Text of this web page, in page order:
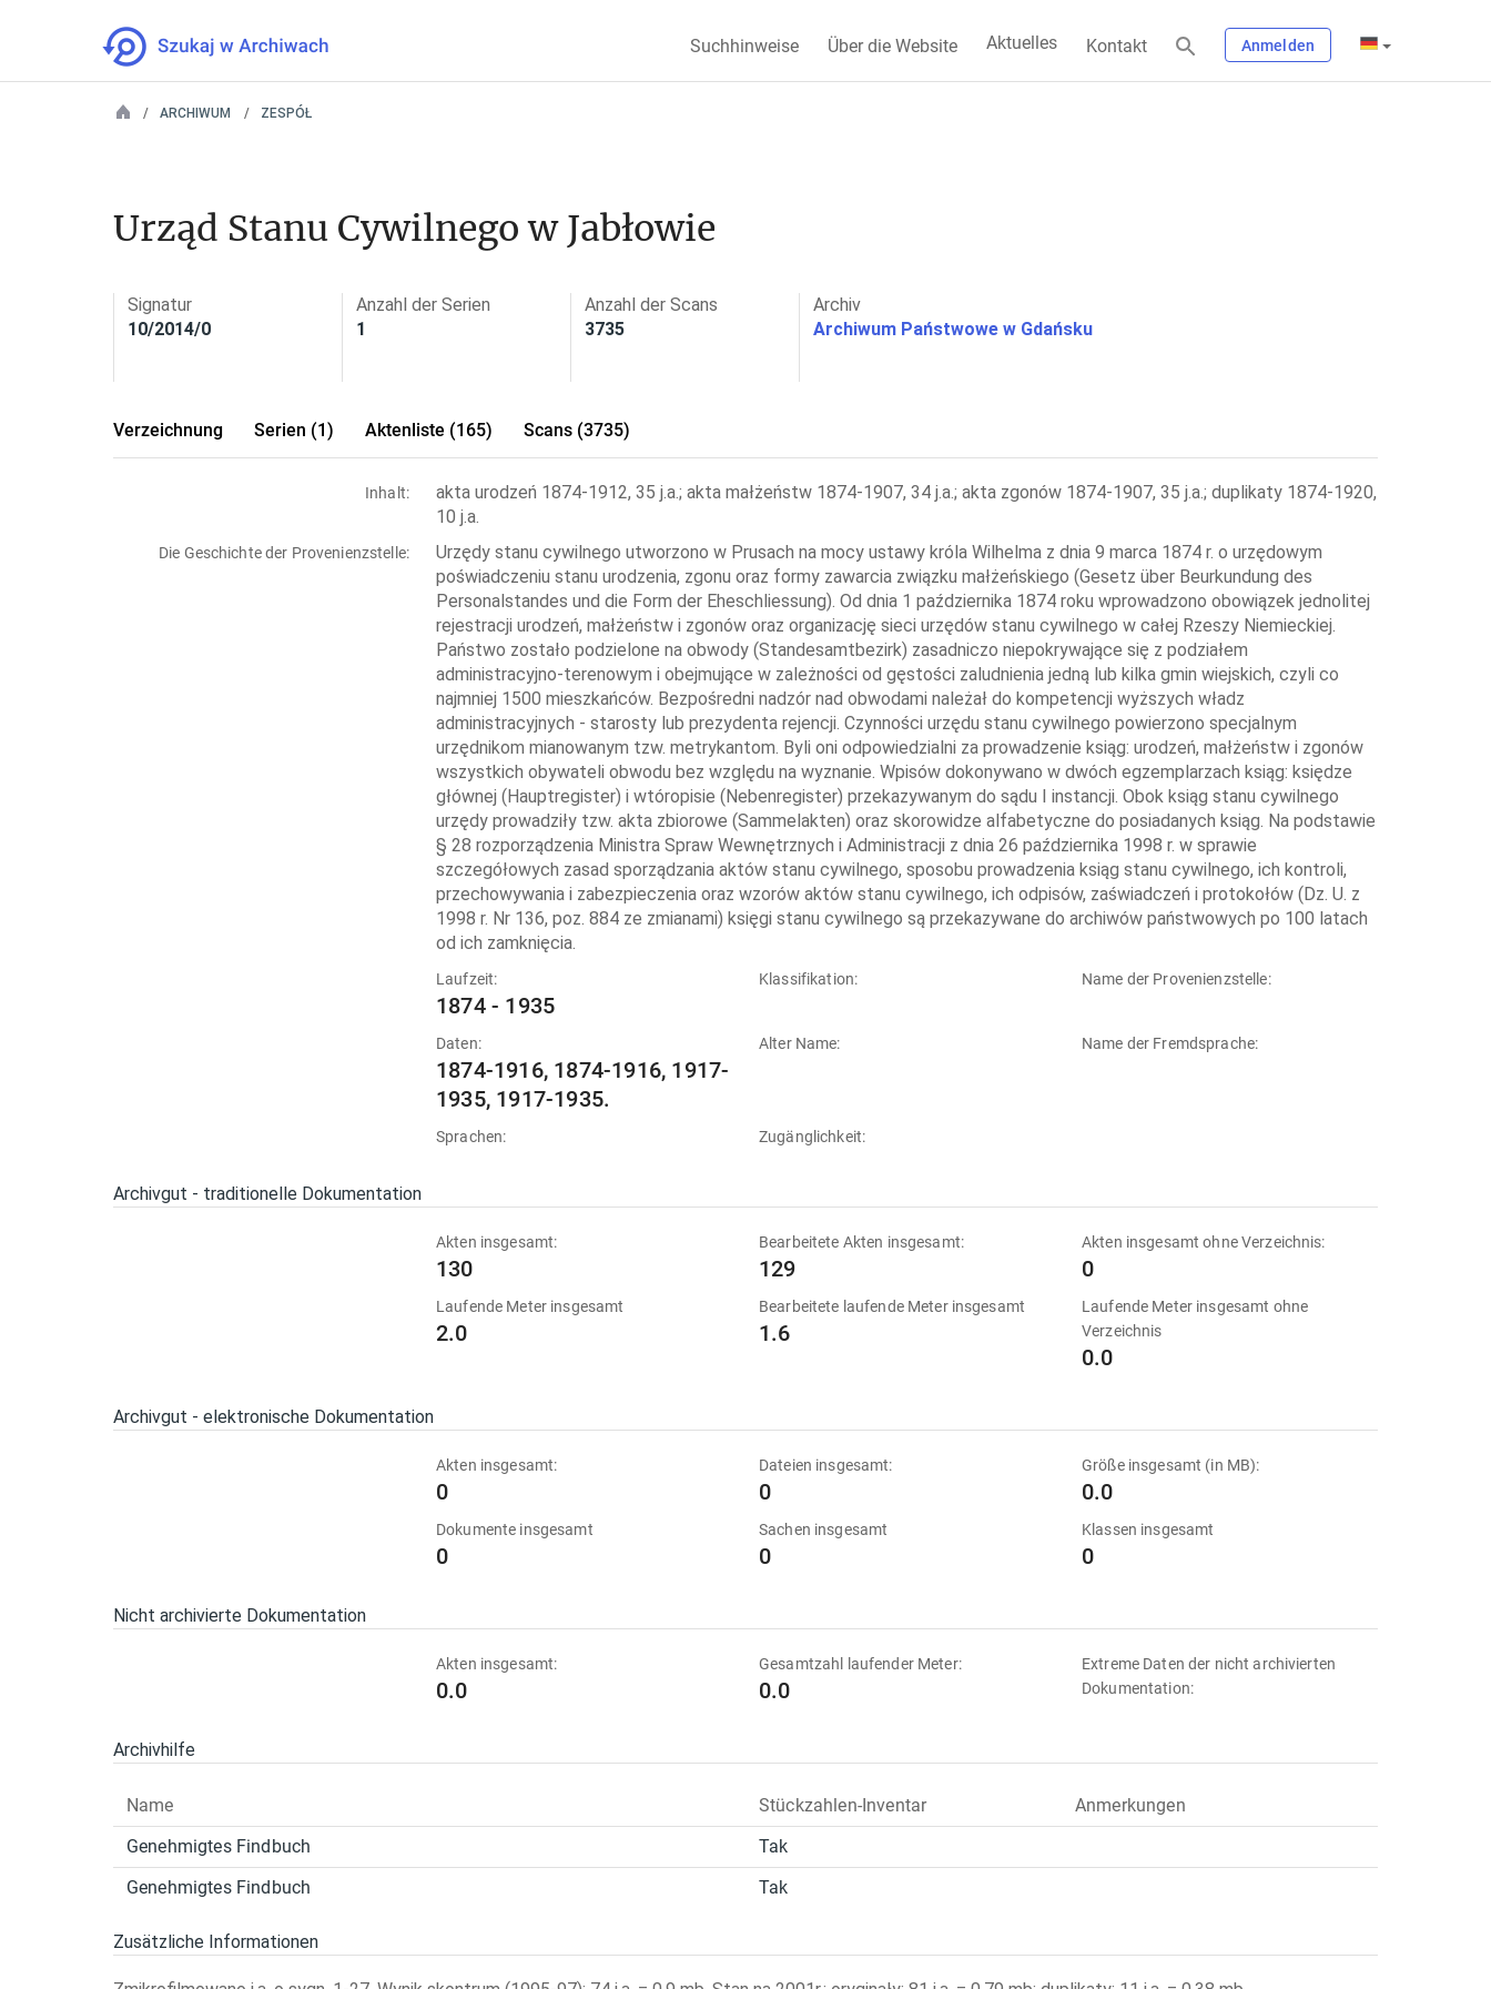
Suchhinweise Über die Website Aktuelles Kontakt Anmelden
ARCHIWUM ZESPÓŁ
Urząd Stanu Cywilnego w Jabłowie
Signatur
10/2014/0
Anzahl der Serien
1
Anzahl der Scans
3735
Archiv
Archiwum Państwowe w Gdańsku
Verzeichnung Serien (1) Aktenliste (165) Scans (3735)
Inhalt:
akta urodzeń 1874-1912, 35 j.a.; akta małżeństw 1874-1907, 34 j.a.; akta zgonów 1874-1907, 35 j.a.; duplikaty 1874-1920,
10 j.a.
Die Geschichte der Provenienzstelle:
Urzędy stanu cywilnego utworzono w Prusach na mocy ustawy króla Wilhelma z dnia 9 marca 1874 r. o urzędowym
poświadczeniu stanu urodzenia, zgonu oraz formy zawarcia związku małżeńskiego (Gesetz über Beurkundung des
Personalstandes und die Form der Eheschliessung). Od dnia 1 października 1874 roku wprowadzono obowiązek jednolitej
rejestracji urodzeń, małżeństw i zgonów oraz organizację sieci urzędów stanu cywilnego w całej Rzeszy Niemieckiej.
Państwo zostało podzielone na obwody (Standesamtbezirk) zasadniczo niepokrywające się z podziałem
administracyjno-terenowym i obejmujące w zależności od gęstości zaludnienia jedną lub kilka gmin wiejskich, czyli co
najmniej 1500 mieszkańców. Bezpośredni nadzór nad obwodami należał do kompetencji wyższych władz
administracyjnych - starosty lub prezydenta rejencji. Czynności urzędu stanu cywilnego powierzono specjalnym
urzędnikom mianowanym tzw. metrykantom. Byli oni odpowiedzialni za prowadzenie ksiąg: urodzeń, małżeństw i zgonów
wszystkich obywateli obwodu bez względu na wyznanie. Wpisów dokonywano w dwóch egzemplarzach ksiąg: księdze
głównej (Hauptregister) i wtóropisie (Nebenregister) przekazywanym do sądu I instancji. Obok ksiąg stanu cywilnego
urzędy prowadziły tzw. akta zbiorowe (Sammelakten) oraz skorowidze alfabetyczne do posiadanych ksiąg. Na podstawie
§ 28 rozporządzenia Ministra Spraw Wewnętrznych i Administracji z dnia 26 października 1998 r. w sprawie
szczegółowych zasad sporządzania aktów stanu cywilnego, sposobu prowadzenia ksiąg stanu cywilnego, ich kontroli,
przechowywania i zabezpieczenia oraz wzorów aktów stanu cywilnego, ich odpisów, zaświadczeń i protokołów (Dz. U. z
1998 r. Nr 136, poz. 884 ze zmianami) księgi stanu cywilnego są przekazywane do archiwów państwowych po 100 latach
od ich zamknięcia.
Laufzeit:
1874 - 1935
Klassifikation: Name der Provenienzstelle:
Daten:
1874-1916, 1874-1916, 1917-
1935, 1917-1935.
Alter Name: Name der Fremdsprache:
Sprachen: Zugänglichkeit:
Archivgut - traditionelle Dokumentation
Akten insgesamt:
130
Bearbeitete Akten insgesamt:
129
Akten insgesamt ohne Verzeichnis:
0
Laufende Meter insgesamt
2.0
Bearbeitete laufende Meter insgesamt
1.6
Laufende Meter insgesamt ohne
Verzeichnis
0.0
Archivgut - elektronische Dokumentation
Akten insgesamt:
0
Dateien insgesamt:
0
Größe insgesamt (in MB):
0.0
Dokumente insgesamt
0
Sachen insgesamt
0
Klassen insgesamt
0
Nicht archivierte Dokumentation
Akten insgesamt:
0.0
Gesamtzahl laufender Meter:
0.0
Extreme Daten der nicht archivierten
Dokumentation:
Archivhilfe
Name Stückzahlen-Inventar
Anmerkungen
Genehmigtes Findbuch
Tak
Genehmigtes Findbuch
Tak
Zusätzliche Informationen